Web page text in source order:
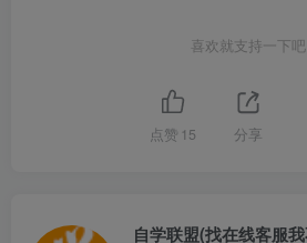
喜欢就支持一下吧
点赞 15 分享